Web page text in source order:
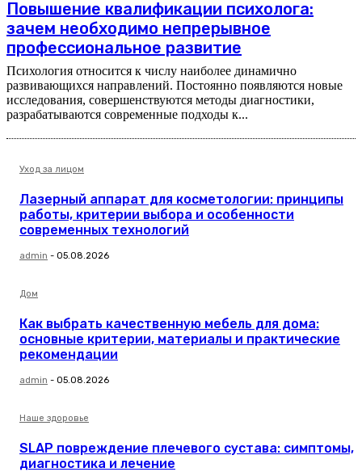
Повышение квалификации психолога:
зачем необходимо непрерывное
профессиональное развитие
Психология относится к числу наиболее динамично
развивающихся направлений. Постоянно появляются новые
исследования, совершенствуются методы диагностики,
разрабатываются современные подходы к...
Уход за лицом
Лазерный аппарат для косметологии: принципы
работы, критерии выбора и особенности
современных технологий
admin - 05.08.2026
Дом
Как выбрать качественную мебель для дома:
основные критерии, материалы и практические
рекомендации
admin - 05.08.2026
Наше здоровье
SLAP повреждение плечевого сустава: симптомы,
диагностика и лечение